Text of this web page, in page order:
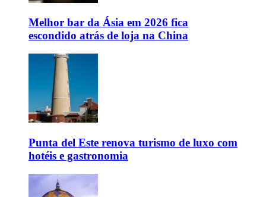
Melhor bar da Ásia em 2026 fica
escondido atrás de loja na China
Punta del Este renova turismo de luxo com
hotéis e gastronomia